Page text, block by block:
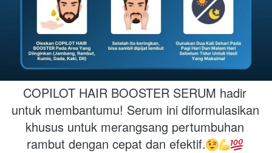
COPILOT HAIR BOOSTER SERUM hadir
untuk membantumu! Serum ini diformulasikan
khusus untuk merangsang pertumbuhan
rambut dengan cepat dan efektif.